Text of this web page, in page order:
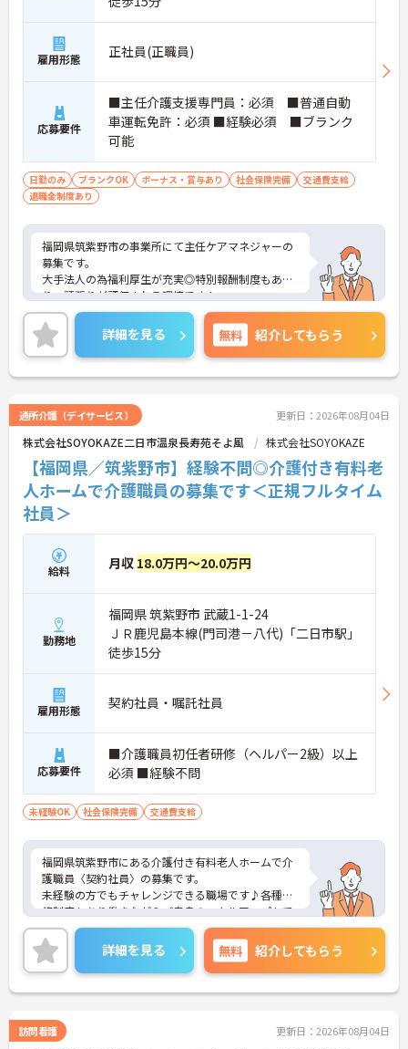
雇用形態 正社員(正職員)
応募要件
■主任介護支援専門員：必須 ■普通自動
車運転免許：必須 ■経験必須 ■ブランク
可能
日勤のみ ブランクOK ボーナス・賞与あり 社会保険完備
交通費支給
退職金制度あり
福岡県筑紫野市の事業所にて主任ケアマネジャーの
募集です。
大手法人の為福利厚生が充実◎特別報酬制度もあ
り、頑張りが評価される環境です！
リフレッシュ休暇が年間17日とプライベートとの両
立も可能です。
ご興味のある方には、面接対策ポイントなどさらに
詳細をお話いたしますので、お気軽にご相談くださ
い。
詳細を見る 無料 紹介してもらう
通所介護（デイサービス） 更新日：2026年08月04日
株式会社SOYOKAZE二日市温泉長寿苑そよ風 株式会社SOYOKAZE
【福岡県／筑紫野市】経験不問◎介護付き有料老
人ホームで介護職員の募集です＜正規フルタイム
社員＞
給料 月収 18.0万円～20.0万円
勤務地
福岡県 筑紫野市 武蔵1-1-24
ＪＲ鹿児島本線(門司港－八代)「二日市駅」
徒歩15分
雇用形態 契約社員・嘱託社員
応募要件
■介護職員初任者研修（ヘルパー2級）以上
必須 ■経験不問
未経験OK 社会保険完備 交通費支給
福岡県筑紫野市にある介護付き有料老人ホームで介
護職員〈契約社員〉の募集です。
未経験の方でもチャレンジできる職場です♪各種研
修制度もあり働きながらご自身のスキルアップもで
きます！
しっかりとしたフォロー体制で、経験に関わらず安
心してスタートできますよ。
こちらの求人にご興味がございましたら面接のポイ
ントもお伝えしますので是非ご応募お待ちしており
詳細を見る 無料 紹介してもらう
訪問看護 更新日：2026年08月04日